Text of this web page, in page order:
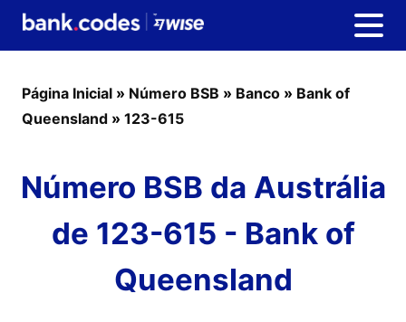
Página Inicial » Número BSB » Banco » Bank of
Queensland » 123-615
Número BSB da Austrália
de 123-615 - Bank of
Queensland